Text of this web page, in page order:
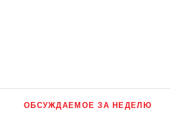
ОБСУЖДАЕМОЕ ЗА НЕДЕЛЮ